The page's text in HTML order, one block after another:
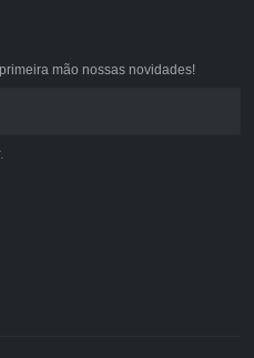
mão nossas novidades!